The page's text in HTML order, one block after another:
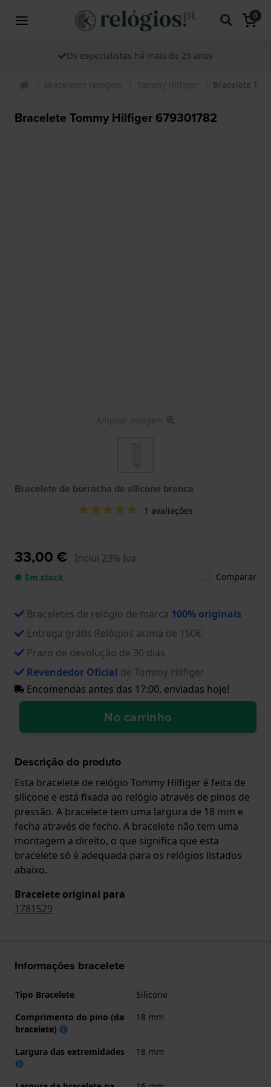
0
Os especialistas há mais de 25 anos
Braceletes relogios Tommy Hilfiger Bracelete
Bracelete Tommy Hilfiger 679301782
Ampliar imagem
Bracelete de borracha de silicone branca
1 avaliações
33,00 € Inclui 23% Iva
● Em stock Comparar
Braceletes de relógio de marca 100% originais
Entrega grátis Relógios acima de 150€
Prazo de devolução de 30 dias
Revendedor Oficial de Tommy Hilfiger
Encomendas antes das 17:00, enviadas hoje!
No carrinho
Descrição do produto
Esta bracelete de relógio Tommy Hilfiger é feita de
silicone e está fixada ao relógio através de pinos de
pressão. A bracelete tem uma largura de 18 mm e
fecha através de fecho. A bracelete não tem uma
montagem a direito, o que significa que esta
bracelete só é adequada para os relógios listados
abaixo.
Bracelete original para
1781529
Informações bracelete
Tipo Bracelete
Silicone
Comprimento do pino (da
bracelete)
18 mm
Largura das extremidades 18 mm